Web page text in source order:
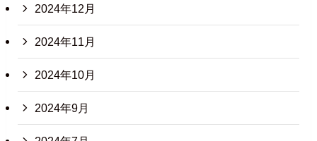
2024年12月
2024年11月
2024年10月
2024年9月